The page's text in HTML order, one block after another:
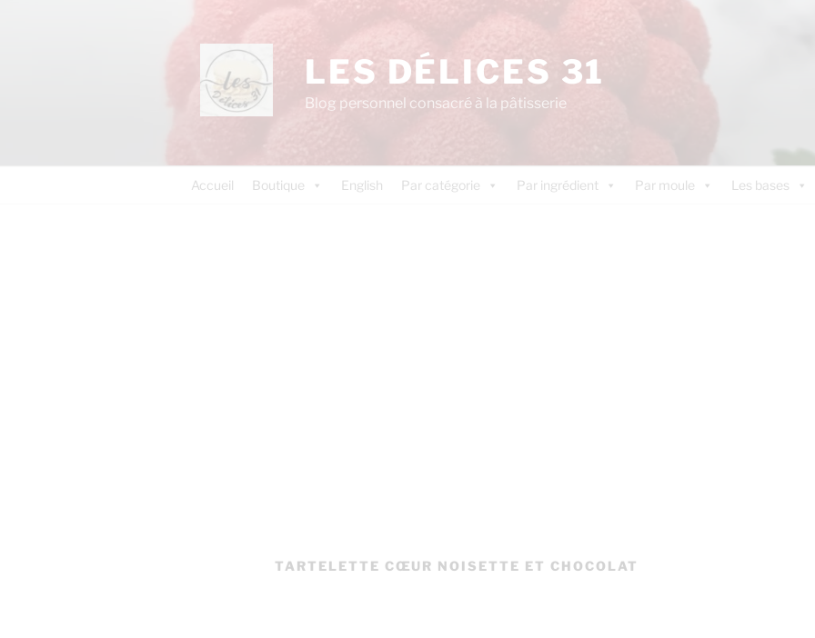
LES DÉLICES 31
Blog personnel consacré à la pâtisserie
Accueil Boutique English Par catégorie Par ingrédient Par moule Les bases
TARTELETTE CŒUR NOISETTE ET CHOCOLAT